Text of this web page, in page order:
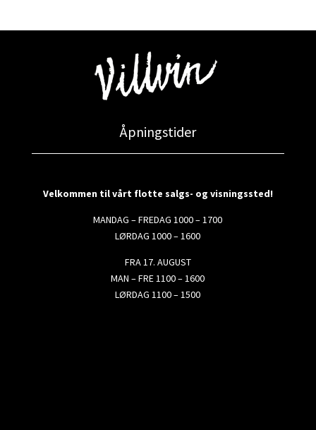
Åpningstider
Velkommen til vårt flotte salgs- og visningssted!
MANDAG – FREDAG 1000 – 1700
LØRDAG 1000 – 1600
FRA 17. AUGUST
MAN – FRE 1100 – 1600
LØRDAG 1100 – 1500